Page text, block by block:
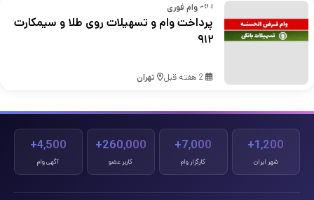
ارائه وام فوری
پرداخت وام و تسهیلات روی طلا و سیمکارت
۹۱۲
2 هفته قبل تهران
1,200+
شهر ایران
7,000+
کارگزار وام
260,000+
کاربر عضو
4,500+
آگهی وام